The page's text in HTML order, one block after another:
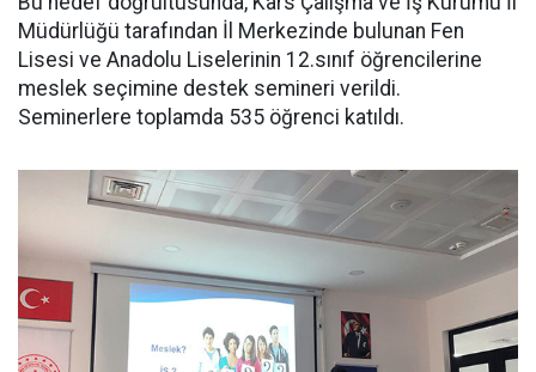
Müdürlüğü tarafından İl Merkezinde bulunan Fen
Lisesi ve Anadolu Liselerinin 12.sınıf öğrencilerine
meslek seçimine destek semineri verildi.
Seminerlere toplamda 535 öğrenci katıldı.